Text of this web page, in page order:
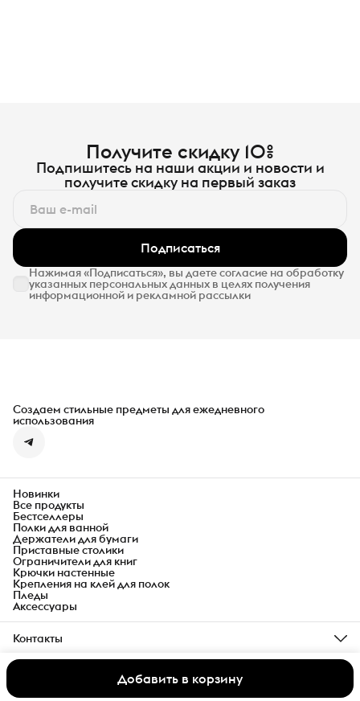
Добавить в корзину
Получите скидку 10%
Подпишитесь на наши акции и новости и
получите скидку на первый заказ
Подписаться
Нажимая «Подписаться», вы даете согласие на обработку
указанных персональных данных в целях получения
информационной и рекламной рассылки
Создаем стильные предметы для ежедневного
использования
Новинки
Все продукты
Бестселлеры
Полки для ванной
Держатели для бумаги
Приставные столики
Ограничители для книг
Крючки настенные
Крепления на клей для полок
Пледы
Аксессуары
Контакты
Телефон
ДоставкаПравила возврата